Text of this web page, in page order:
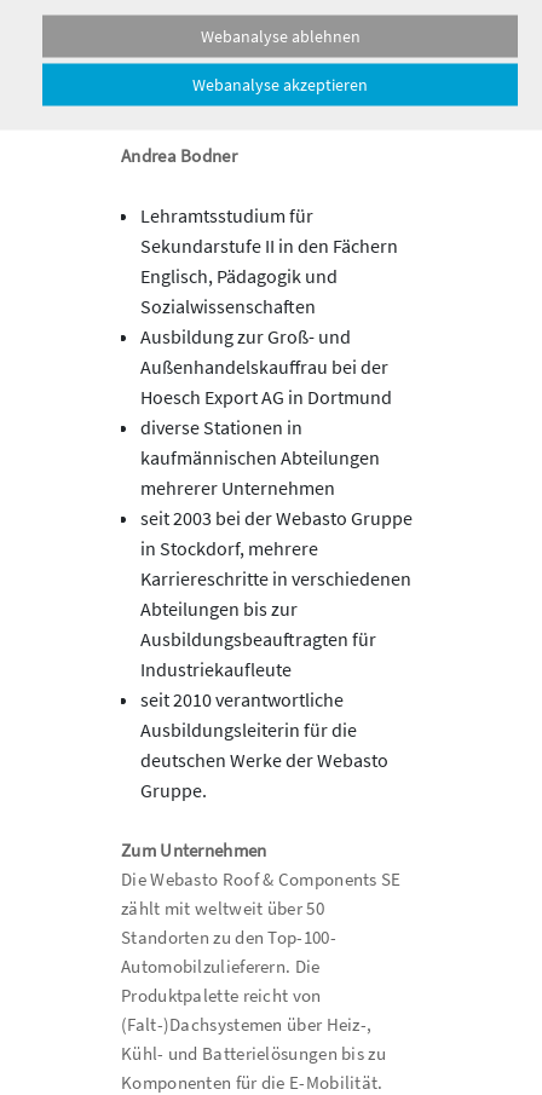
Gehör finden.
Zur Person
Andrea Bodner
Lehramtsstudium für
Sekundarstufe II in den Fächern
Englisch, Pädagogik und
Sozialwissenschaften
Ausbildung zur Groß- und
Außenhandelskauffrau bei der
Hoesch Export AG in Dortmund
diverse Stationen in
kaufmännischen Abteilungen
mehrerer Unternehmen
seit 2003 bei der Webasto Gruppe
in Stockdorf, mehrere
Karriereschritte in verschiedenen
Abteilungen bis zur
Ausbildungsbeauftragten für
Industriekaufleute
seit 2010 verantwortliche
Ausbildungsleiterin für die
deutschen Werke der Webasto
Gruppe.
Zum Unternehmen
Die Webasto Roof & Components SE
zählt mit weltweit über 50
Standorten zu den Top-100-
Automobilzulieferern. Die
Produktpalette reicht von
(Falt-)Dachsystemen über Heiz-,
Kühl- und Batterielösungen bis zu
Komponenten für die E-Mobilität.
Webanalyse ablehnen
Webanalyse akzeptieren